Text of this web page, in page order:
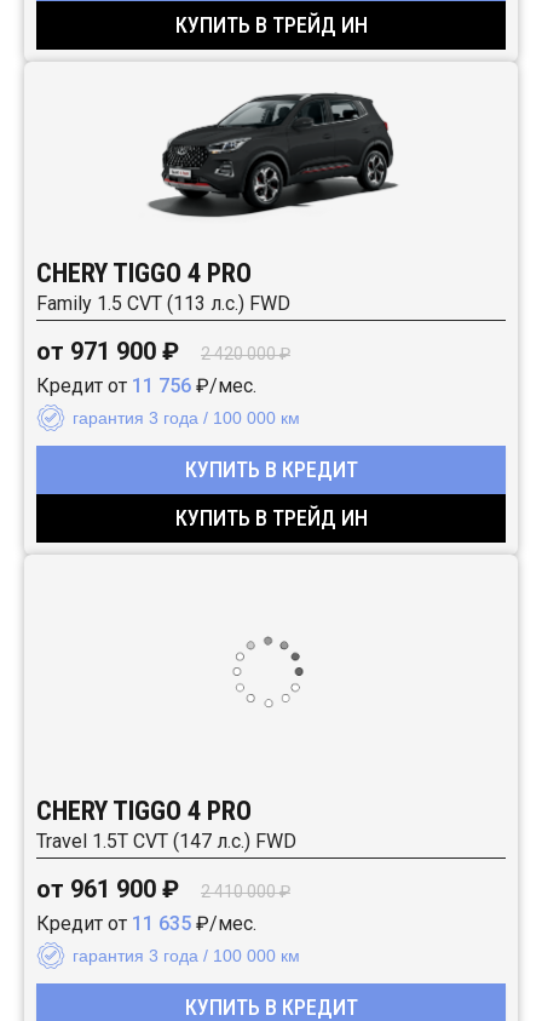
КУПИТЬ В ТРЕЙД ИН
CHERY TIGGO 4 PRO
Family 1.5 CVT (113 л.с.) FWD
от 971 900 ₽ 2 420 000 ₽
Кредит от 11 756 ₽/мес.
гарантия 3 года / 100 000 км
КУПИТЬ В КРЕДИТ
КУПИТЬ В ТРЕЙД ИН
CHERY TIGGO 4 PRO
Travel 1.5T CVT (147 л.с.) FWD
от 961 900 ₽ 2 410 000 ₽
Кредит от 11 635 ₽/мес.
гарантия 3 года / 100 000 км
КУПИТЬ В КРЕДИТ